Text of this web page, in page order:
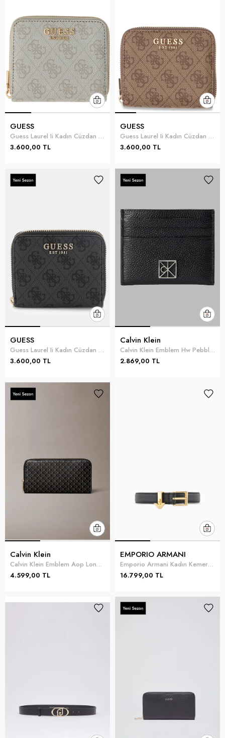
GUESS
Guess Laurel Ii Kadın Cüzdan Parlement Mavi
3.600,00 TL
GUESS
Guess Laurel Ii Kadın Cüzdan Kahverengi
3.600,00 TL
GUESS
Guess Laurel Ii Kadın Cüzdan Gri
3.600,00 TL
Calvin Klein
Calvin Klein Emblem Hw Pebble Cardholder Kadın Kartlık Siyah
2.869,00 TL
Calvin Klein
Calvin Klein Emblem Aop Long Zip Around Kadın Cüzdan Siyah
4.599,00 TL
EMPORIO ARMANI
Emporio Armani Kadın Kemer Siyah
16.799,00 TL